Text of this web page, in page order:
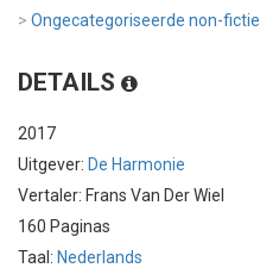
> Ongecategoriseerde non-fictie
DETAILS
2017
Uitgever: De Harmonie
Vertaler: Frans Van Der Wiel
160 Paginas
Taal: Nederlands